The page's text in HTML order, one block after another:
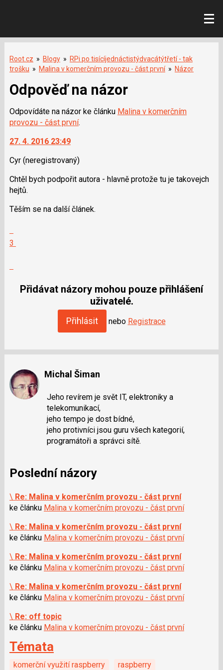
Root.cz » Blogy » RPi po tisícíjednáctistýdvacátýtřetí - tak
trošku » Malina v komerčním provozu - část první » Názor
Odpověď na názor
Odpovídáte na názor ke článku Malina v komerčním
provozu - část první.
27. 4. 2016 23:49
Cyr (neregistrovaný)
Chtěl bych podpořit autora - hlavně protože tu je takovejch
hejtů.
Těším se na další článek.
3
jako
Přidávat názory mohou pouze přihlášení
uživatelé.
Přihlásit nebo Registrace
Michal Šiman
Jeho revírem je svět IT, elektroniky a
telekomunikací,
jeho tempo je dost bídné,
jeho protivníci jsou guru všech kategorií,
programátoři a správci sítě.
Poslední názory
\ Re: Malina v komerčním provozu - část první
ke článku Malina v komerčním provozu - část první
\ Re: Malina v komerčním provozu - část první
ke článku Malina v komerčním provozu - část první
\ Re: Malina v komerčním provozu - část první
ke článku Malina v komerčním provozu - část první
\ Re: Malina v komerčním provozu - část první
ke článku Malina v komerčním provozu - část první
\ Re: off topic
ke článku Malina v komerčním provozu - část první
Témata
komerční využití raspberry raspberry